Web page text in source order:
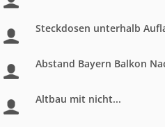
Steckdosen unterhalb
Abstand Bayern Balkon
Altbau mit nicht...